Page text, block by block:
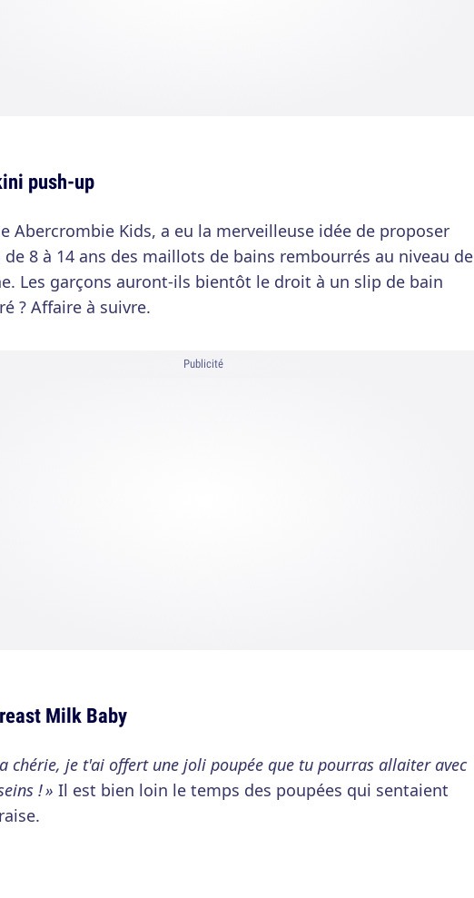
push-up
Abercrombie Kids, a eu la merveilleuse idée de proposer
8 à 14 ans des maillots de bains rembourrés au niveau de
Les garçons auront-ils bientôt le droit à un slip de bain
? Affaire à suivre.
Publicité
Milk Baby
chérie, je t'ai offert une joli poupée que tu pourras allaiter avec
! » Il est bien loin le temps des poupées qui sentaient